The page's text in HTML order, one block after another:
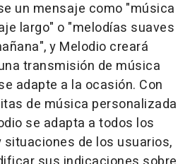
un mensaje como "música
largo" o "melodías suaves
y Melodio creará
transmisión de música
adapte a la ocasión. Con
de música personalizada
se adapta a todos los
de los usuarios,